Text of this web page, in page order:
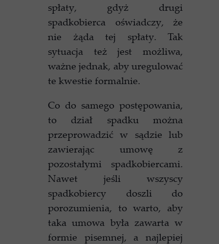
spłaty, gdyż drugi
spadkobierca oświadczy, że
nie żąda tej spłaty. Tak
sytuacja też jest możliwa,
ważne jednak, aby uregulować
te kwestie formalnie.
Co do samego postępowania,
to dział spadku można
przeprowadzić w sądzie lub
zawierając umowę z
pozostałymi spadkobiercami.
Nawet jeśli wszyscy
spadkobiercy doszli do
porozumienia, to warto, aby
taka umowa była zawarta w
formie pisemnej, a najlepiej